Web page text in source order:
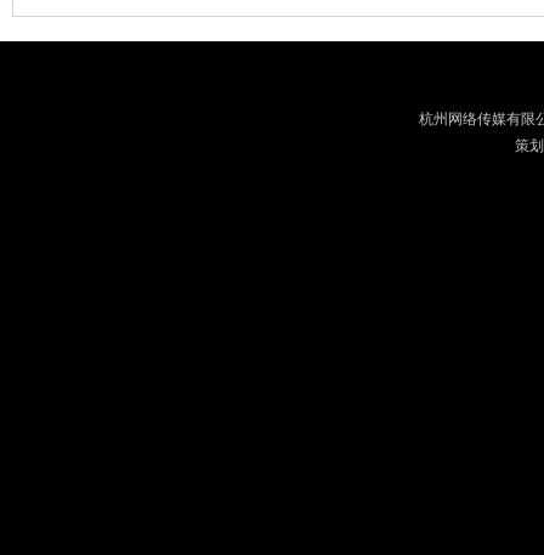
杭州网络传媒有限
策